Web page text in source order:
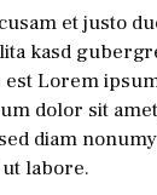
et justo
kasd
est Lorem
dolor sit
diam
labore.